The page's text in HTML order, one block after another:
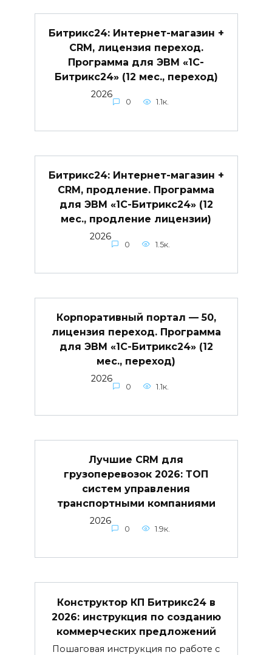
Битрикс24: Интернет-магазин +
CRM, лицензия переход.
Программа для ЭВМ «1С-
Битрикс24» (12 мес., переход)
2026
0 1.1к.
Битрикс24: Интернет-магазин +
CRM, продление. Программа
для ЭВМ «1С-Битрикс24» (12
мес., продление лицензии)
2026
0 1.5к.
Корпоративный портал — 50,
лицензия переход. Программа
для ЭВМ «1С-Битрикс24» (12
мес., переход)
2026
0 1.1к.
Лучшие CRM для
грузоперевозок 2026: ТОП
систем управления
транспортными компаниями
2026
0 1.9к.
Конструктор КП Битрикс24 в
2026: инструкция по созданию
коммерческих предложений
Пошаговая инструкция по работе с